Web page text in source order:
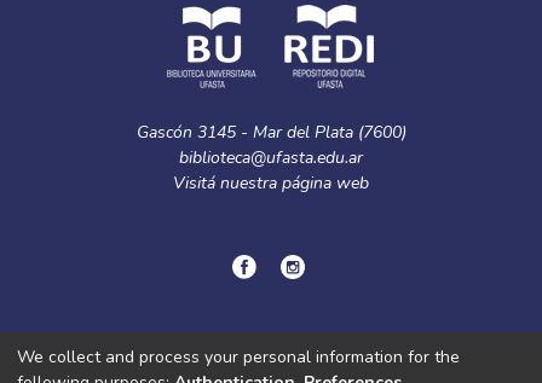
Gascón 3145 - Mar del Plata (7600)
biblioteca@ufasta.edu.ar
Visitá nuestra página web
© Copyright2024.Política de privacidad.
We collect and process your personal information for the